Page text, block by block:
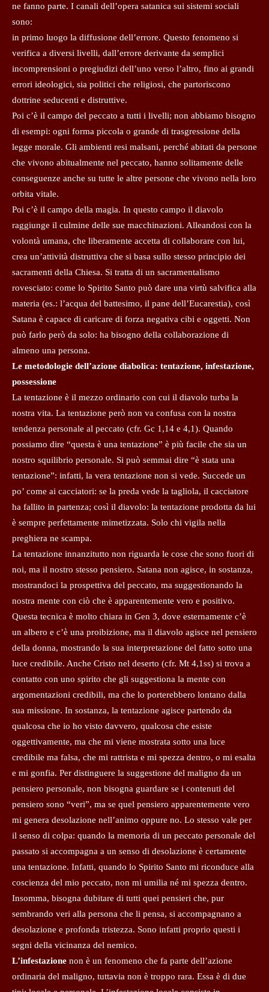
ne fanno parte. I canali dell’opera satanica sui sistemi sociali
sono:
in primo luogo la diffusione dell’errore. Questo fenomeno si
verifica a diversi livelli, dall’errore derivante da semplici
incomprensioni o pregiudizi dell’uno verso l’altro, fino ai grandi
errori ideologici, sia politici che religiosi, che partoriscono
dottrine seducenti e distruttive.
Poi c’è il campo del peccato a tutti i livelli; non abbiamo bisogno
di esempi: ogni forma piccola o grande di trasgressione della
legge morale. Gli ambienti resi malsani, perché abitati da persone
che vivono abitualmente nel peccato, hanno solitamente delle
conseguenze anche su tutte le altre persone che vivono nella loro
orbita vitale.
Poi c’è il campo della magia. In questo campo il diavolo
raggiunge il culmine delle sue macchinazioni. Alleandosi con la
volontà umana, che liberamente accetta di collaborare con lui,
crea un’attività distruttiva che si basa sullo stesso principio dei
sacramenti della Chiesa. Si tratta di un sacramentalismo
rovesciato: come lo Spirito Santo può dare una virtù salvifica alla
materia (es.: l’acqua del battesimo, il pane dell’Eucarestia), così
Satana è capace di caricare di forza negativa cibi e oggetti. Non
può farlo però da solo: ha bisogno della collaborazione di
almeno una persona.
Le metodologie dell’azione diabolica: tentazione, infestazione,
possessione
La tentazione è il mezzo ordinario con cui il diavolo turba la
nostra vita. La tentazione però non va confusa con la nostra
tendenza personale al peccato (cfr. Gc 1,14 e 4,1). Quando
possiamo dire “questa è una tentazione” è più facile che sia un
nostro squilibrio personale. Si può semmai dire “è stata una
tentazione”: infatti, la vera tentazione non si vede. Succede un
po’ come ai cacciatori: se la preda vede la tagliola, il cacciatore
ha fallito in partenza; così il diavolo: la tentazione prodotta da lui
è sempre perfettamente mimetizzata. Solo chi vigila nella
preghiera ne scampa.
La tentazione innanzitutto non riguarda le cose che sono fuori di
noi, ma il nostro stesso pensiero. Satana non agisce, in sostanza,
mostrandoci la prospettiva del peccato, ma suggestionando la
nostra mente con ciò che è apparentemente vero e positivo.
Questa tecnica è molto chiara in Gen 3, dove esternamente c’è
un albero e c’è una proibizione, ma il diavolo agisce nel pensiero
della donna, mostrando la sua interpretazione del fatto sotto una
luce credibile. Anche Cristo nel deserto (cfr. Mt 4,1ss) si trova a
contatto con uno spirito che gli suggestiona la mente con
argomentazioni credibili, ma che lo porterebbero lontano dalla
sua missione. In sostanza, la tentazione agisce partendo da
qualcosa che io ho visto davvero, qualcosa che esiste
oggettivamente, ma che mi viene mostrata sotto una luce
credibile ma falsa, che mi rattrista e mi spezza dentro, o mi esalta
e mi gonfia. Per distinguere la suggestione del maligno da un
pensiero personale, non bisogna guardare se i contenuti del
pensiero sono “veri”, ma se quel pensiero apparentemente vero
mi genera desolazione nell’animo oppure no. Lo stesso vale per
il senso di colpa: quando la memoria di un peccato personale del
passato si accompagna a un senso di desolazione è certamente
una tentazione. Infatti, quando lo Spirito Santo mi riconduce alla
coscienza del mio peccato, non mi umilia né mi spezza dentro.
Insomma, bisogna dubitare di tutti quei pensieri che, pur
sembrando veri alla persona che li pensa, si accompagnano a
desolazione e profonda tristezza. Sono infatti proprio questi i
segni della vicinanza del nemico.
L’infestazione non è un fenomeno che fa parte dell’azione
ordinaria del maligno, tuttavia non è troppo rara. Essa è di due